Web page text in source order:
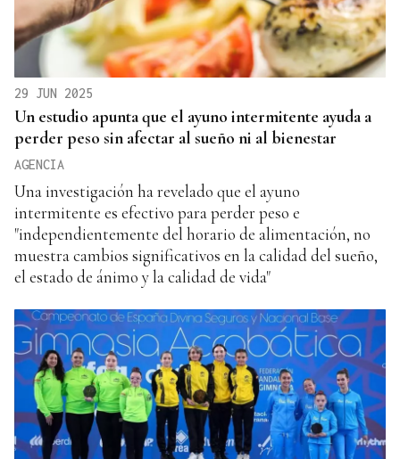
29 JUN 2025
Un estudio apunta que el ayuno intermitente ayuda a
perder peso sin afectar al sueño ni al bienestar
AGENCIA
Una investigación ha revelado que el ayuno
intermitente es efectivo para perder peso e
"independientemente del horario de alimentación, no
muestra cambios significativos en la calidad del sueño,
el estado de ánimo y la calidad de vida"